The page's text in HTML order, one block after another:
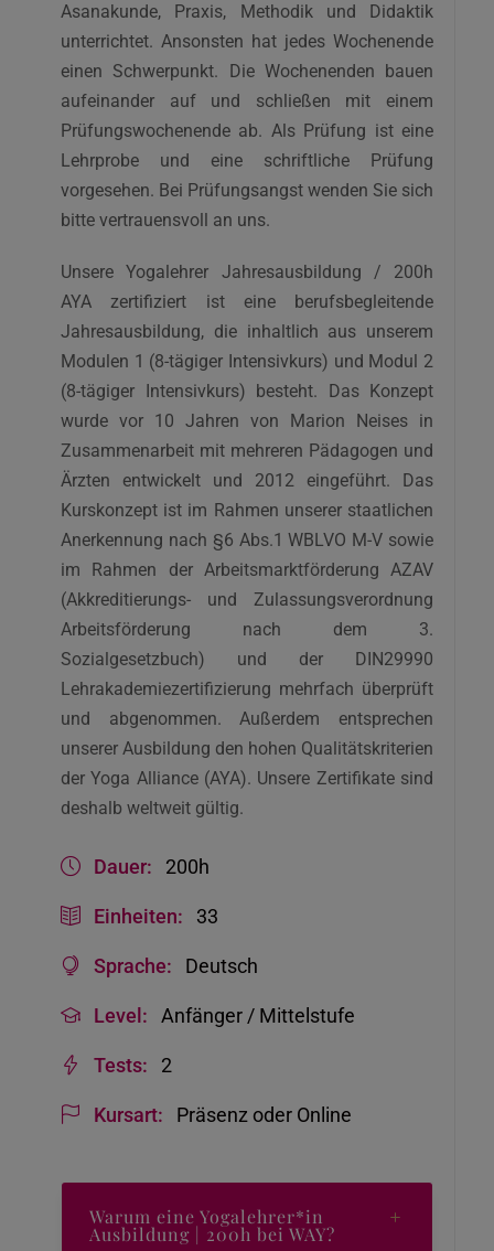
Asanakunde, Praxis, Methodik und Didaktik
unterrichtet. Ansonsten hat jedes Wochenende
einen Schwerpunkt. Die Wochenenden bauen
aufeinander auf und schließen mit einem
Prüfungswochenende ab. Als Prüfung ist eine
Lehrprobe und eine schriftliche Prüfung
vorgesehen. Bei Prüfungsangst wenden Sie sich
bitte vertrauensvoll an uns.
Unsere Yogalehrer Jahresausbildung / 200h
AYA zertifiziert ist eine berufsbegleitende
Jahresausbildung, die inhaltlich aus unserem
Modulen 1 (8-tägiger Intensivkurs) und Modul 2
(8-tägiger Intensivkurs) besteht. Das Konzept
wurde vor 10 Jahren von Marion Neises in
Zusammenarbeit mit mehreren Pädagogen und
Ärzten entwickelt und 2012 eingeführt. Das
Kurskonzept ist im Rahmen unserer staatlichen
Anerkennung nach §6 Abs.1 WBLVO M-V sowie
im Rahmen der Arbeitsmarktförderung AZAV
(Akkreditierungs- und Zulassungsverordnung
Arbeitsförderung nach dem 3.
Sozialgesetzbuch) und der DIN29990
Lehrakademiezertifizierung mehrfach überprüft
und abgenommen. Außerdem entsprechen
unserer Ausbildung den hohen Qualitätskriterien
der Yoga Alliance (AYA). Unsere Zertifikate sind
deshalb weltweit gültig.
Dauer: 200h
Einheiten: 33
Sprache: Deutsch
Level: Anfänger / Mittelstufe
Tests: 2
Kursart: Präsenz oder Online
Warum eine Yogalehrer*in
Ausbildung | 200h bei WAY?